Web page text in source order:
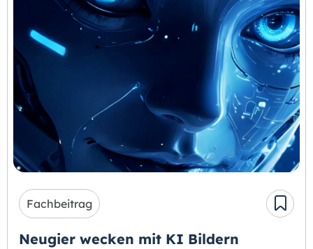
Fachbeitrag
Neugier wecken mit KI Bildern